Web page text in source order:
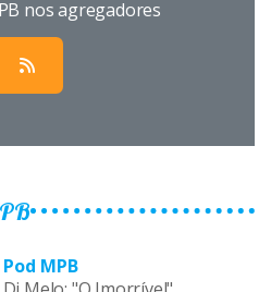
nos agregadores
Pod MPB